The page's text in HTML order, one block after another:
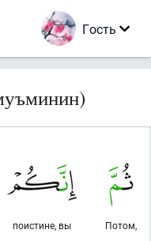
Гость
Потом,
поистине, вы